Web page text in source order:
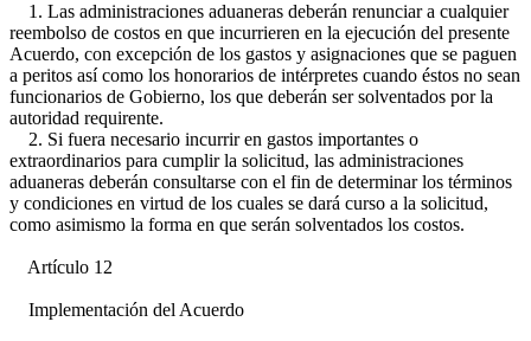
1. Las administraciones aduaneras deberán renunciar a cualquier
reembolso de costos en que incurrieren en la ejecución del presente
Acuerdo, con excepción de los gastos y asignaciones que se paguen
a peritos así como los honorarios de intérpretes cuando éstos no sean
funcionarios de Gobierno, los que deberán ser solventados por la
autoridad requirente.
2. Si fuera necesario incurrir en gastos importantes o
extraordinarios para cumplir la solicitud, las administraciones
aduaneras deberán consultarse con el fin de determinar los términos
y condiciones en virtud de los cuales se dará curso a la solicitud,
como asimismo la forma en que serán solventados los costos.
Artículo 12
Implementación del Acuerdo